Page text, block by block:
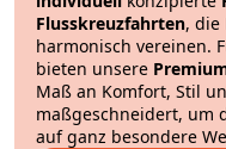
Flusskreuzfahrten, die
harmonisch vereinen.
bieten unsere
Maß an Komfort, Stil
maßgeschneidert, um
auf ganz besondere